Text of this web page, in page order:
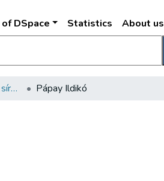
DSpace Statistics About us
Budapest VIII Fiumei út sírkert 2. rész Pápay Ildikó